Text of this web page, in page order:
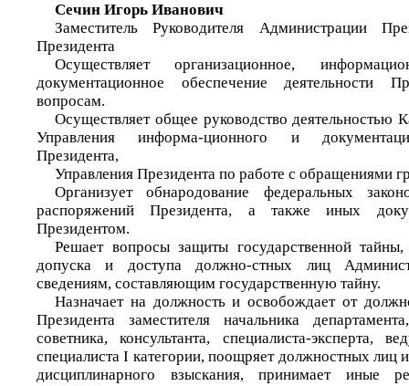
Сечин Игорь Иванович
Заместитель Руководителя Администрации
Президента
Осуществляет организационное,
документационное обеспечение деятельности
вопросам.
Осуществляет общее руководство деятельностью
Управления информа-ционного и
Президента,
Управления Президента по работе с обращениями
Организует обнародование федеральных
распоряжений Президента, а также иных
Президентом.
Решает вопросы защиты государственной
допуска и доступа должно-стных лиц
сведениям, составляющим государственную тайну.
Назначает на должность и освобождает от
Президента заместителя начальника
советника, консультанта, специалиста-эксперта,
специалиста I категории, поощряет должностных лиц
дисциплинарного взыскания, принимает иные